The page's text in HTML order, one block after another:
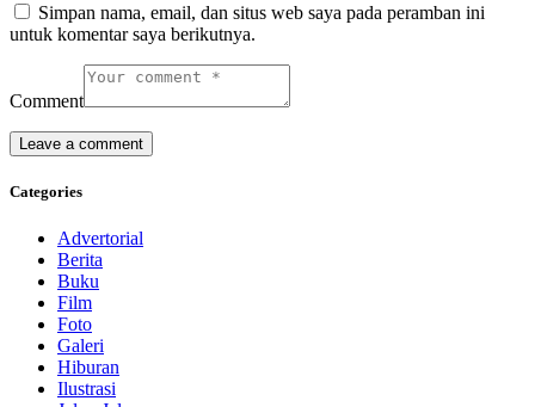
Simpan nama, email, dan situs web saya pada peramban ini
untuk komentar saya berikutnya.
Comment
Categories
Advertorial
Berita
Buku
Film
Foto
Galeri
Hiburan
Ilustrasi